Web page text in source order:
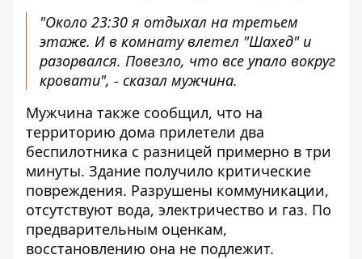
"Около 23:30 я отдыхал на третьем
этаже. И в комнату влетел "Шахед" и
разорвался. Повезло, что все упало вокруг
кровати", - сказал мужчина.
Мужчина также сообщил, что на
территорию дома прилетели два
беспилотника с разницей примерно в три
минуты. Здание получило критические
повреждения. Разрушены коммуникации,
отсутствуют вода, электричество и газ. По
предварительным оценкам,
восстановлению она не подлежит.